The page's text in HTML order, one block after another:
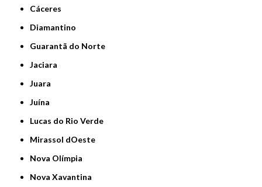
Cáceres
Diamantino
Guarantã do Norte
Jaciara
Juara
Juína
Lucas do Rio Verde
Mirassol dOeste
Nova Olímpia
Nova Xavantina